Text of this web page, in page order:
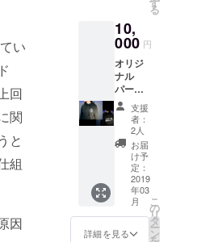
い
回
関
と
組
因
願いし
ます
（写真
は前回
撮った
イメー
ジで
す）
ます。
備考欄
へ入れ
るお名
前とご
希望サ
イズを
ご記入
お願い
します
る
10,
000 円
オリジ
ナル
パー
カー＋
完全版
動画エ
ンド
ロール
へのお
名前を
入れま
黒色で
サイズ
支援
者：
2人
お届
け予
定：
2019
年03
月
詳細を見る
こ
の
リ
タ
ー
ン